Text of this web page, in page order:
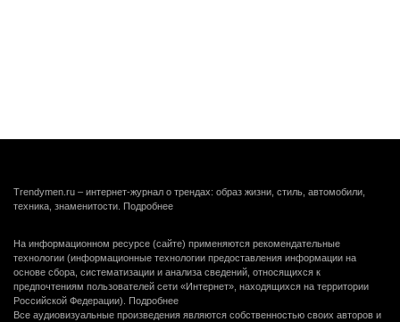
Trendymen.ru – интернет-журнал о трендах: образ жизни, стиль, автомобили,
техника, знаменитости. Подробнее
На информационном ресурсе (сайте) применяются рекомендательные
технологии (информационные технологии предоставления информации на
основе сбора, систематизации и анализа сведений, относящихся к
предпочтениям пользователей сети «Интернет», находящихся на территории
Российской Федерации). Подробнее
Все аудиовизуальные произведения являются собственностью своих авторов и